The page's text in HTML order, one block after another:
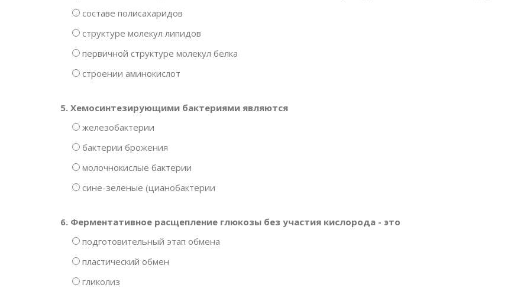
составе полисахаридов
структуре молекул липидов
первичной структуре молекул белка
строении аминокислот
5. Хемосинтезирующими бактериями являются
железобактерии
бактерии брожения
молочнокислые бактерии
сине-зеленые (цианобактерии
6. Ферментативное расщепление глюкозы без участия кислорода - это
подготовительный этап обмена
пластический обмен
гликолиз